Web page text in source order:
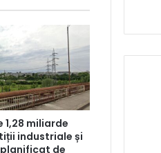
1,28 miliarde
industriale și
de